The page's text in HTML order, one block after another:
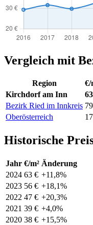
Vergleich mit
Region €/
Kirchdorf am Inn
Bezirk Ried im Innkreis
Oberösterreich
Historische
Jahr €/m² Änderung
2024 63 € +11,8%
2023 56 € +18,1%
2022 47 € +20,3%
2021 39 € +4,0%
2020 38 € +15,5%